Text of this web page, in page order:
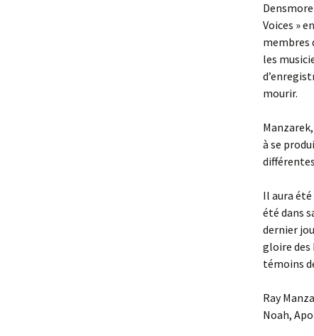
Voices »
membres
les
mourir.
à se
Il aura été
été dans
dernier
gloire des
témoins
Ray
Noah,